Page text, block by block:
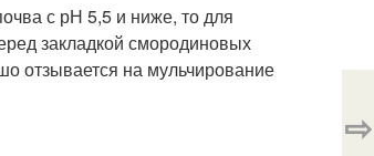
с рН 5,5 и ниже, то для
закладкой смородиновых
отзывается на мульчирование
⇨